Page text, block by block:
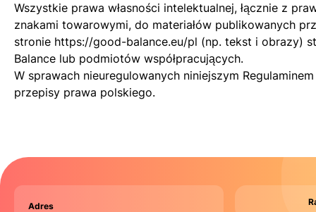
Wszystkie prawa własności intelektualnej, łącznie z
znakami towarowymi, do materiałów publikowanych
stronie https://good-balance.eu/pl (np. tekst i obrazy)
Balance lub podmiotów współpracujących.
W sprawach nieuregulowanych niniejszym
przepisy prawa polskiego.
Adres